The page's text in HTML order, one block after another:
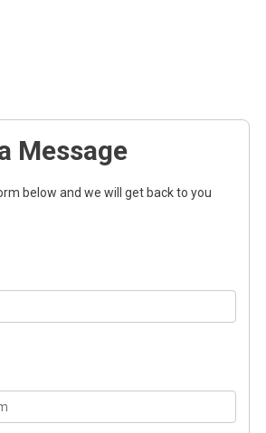
Message
below and we will get back to you